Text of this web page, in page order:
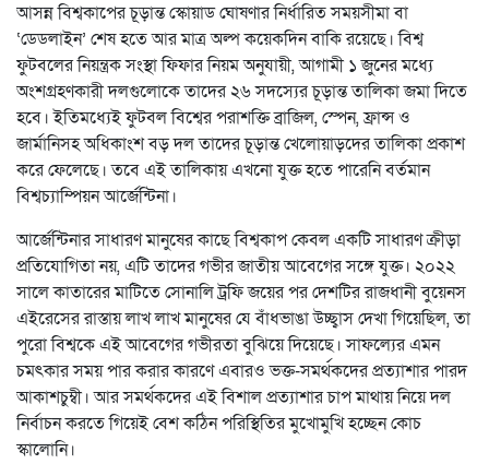
আসন্ন বিশ্বকাপের চূড়ান্ত স্কোয়াড ঘোষণার নির্ধারিত সময়সীমা বা
‘ডেডলাইন’ শেষ হতে আর মাত্র অল্প কয়েকদিন বাকি রয়েছে। বিশ্ব
ফুটবলের নিয়ন্ত্রক সংস্থা ফিফার নিয়ম অনুযায়ী, আগামী ১ জুনের মধ্যে
অংশগ্রহণকারী দলগুলোকে তাদের ২৬ সদস্যের চূড়ান্ত তালিকা জমা দিতে
হবে। ইতিমধ্যেই ফুটবল বিশ্বের পরাশক্তি ব্রাজিল, স্পেন, ফ্রান্স ও
জার্মানিসহ অধিকাংশ বড় দল তাদের চূড়ান্ত খেলোয়াড়দের তালিকা প্রকাশ
করে ফেলেছে। তবে এই তালিকায় এখনো যুক্ত হতে পারেনি বর্তমান
বিশ্বচ্যাম্পিয়ন আর্জেন্টিনা।
আর্জেন্টিনার সাধারণ মানুষের কাছে বিশ্বকাপ কেবল একটি সাধারণ ক্রীড়া
প্রতিযোগিতা নয়, এটি তাদের গভীর জাতীয় আবেগের সঙ্গে যুক্ত। ২০২২
সালে কাতারের মাটিতে সোনালি ট্রফি জয়ের পর দেশটির রাজধানী বুয়েনস
এইরেসের রাস্তায় লাখ লাখ মানুষের যে বাঁধভাঙা উচ্ছ্বাস দেখা গিয়েছিল, তা
পুরো বিশ্বকে এই আবেগের গভীরতা বুঝিয়ে দিয়েছে। সাফল্যের এমন
চমৎকার সময় পার করার কারণে এবারও ভক্ত-সমর্থকদের প্রত্যাশার পারদ
আকাশচুম্বী। আর সমর্থকদের এই বিশাল প্রত্যাশার চাপ মাথায় নিয়ে দল
নির্বাচন করতে গিয়েই বেশ কঠিন পরিস্থিতির মুখোমুখি হচ্ছেন কোচ
স্কালোনি।